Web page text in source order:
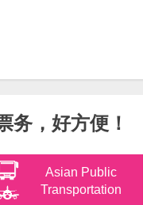
务，好方便！
Asian Public
Transportation